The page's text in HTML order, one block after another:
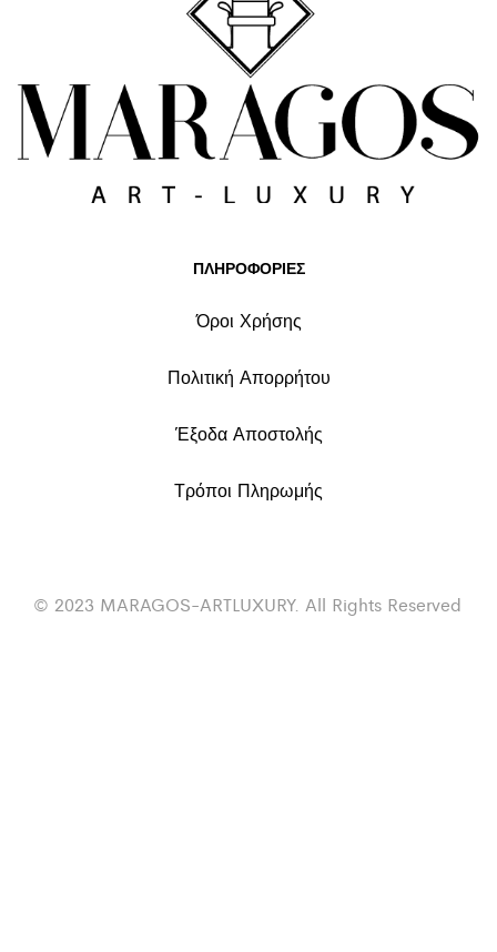
ΠΛΗΡΟΦΟΡΙΕΣ
Όροι Χρήσης
Πολιτική Απορρήτου
Έξοδα Αποστολής
Τρόποι Πληρωμής
© 2023 MARAGOS-ARTLUXURY. All Rights Reserved